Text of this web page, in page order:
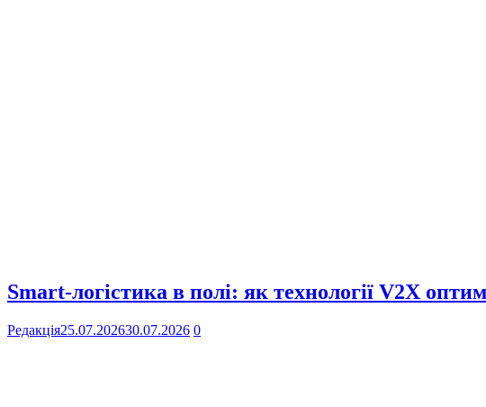
Smart-логістика в полі: як технології V2X
Редакція25.07.202630.07.2026 0